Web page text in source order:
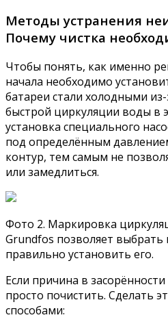
Методы устранения
Почему чистка
Чтобы понять, как именно
начала необходимо
батареи стали холодными
быстрой циркуляции воды в
установка специального
под определённым
контур, тем самым не
или замедлиться.
Фото 2. Маркировка
Grundfos позволяет
правильно установить его.
Если причина в
просто почистить. Сделать
способами: